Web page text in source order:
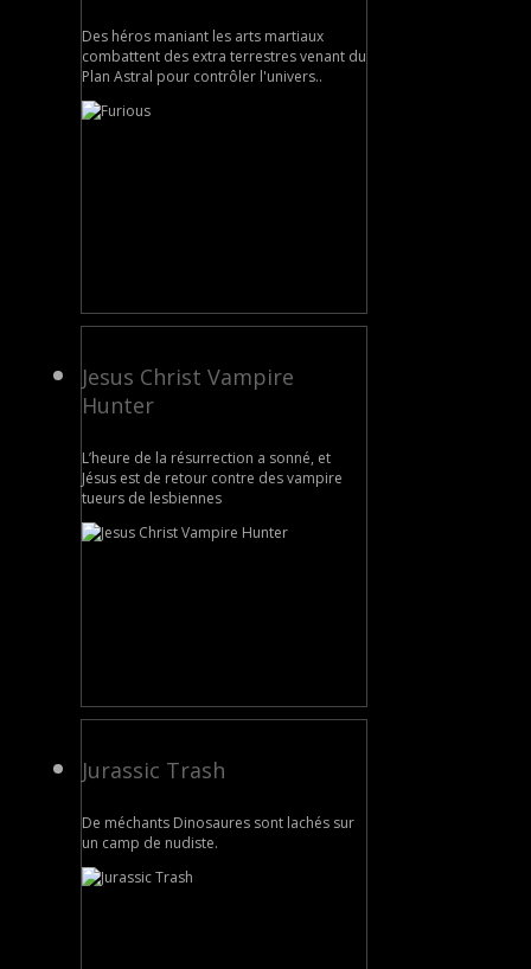
Des héros maniant les arts martiaux
combattent des extra terrestres venant du
Plan Astral pour contrôler l'univers..
Jesus Christ Vampire
Hunter
L’heure de la résurrection a sonné, et
Jésus est de retour contre des vampire
tueurs de lesbiennes
Jurassic Trash
De méchants Dinosaures sont lachés sur
un camp de nudiste.